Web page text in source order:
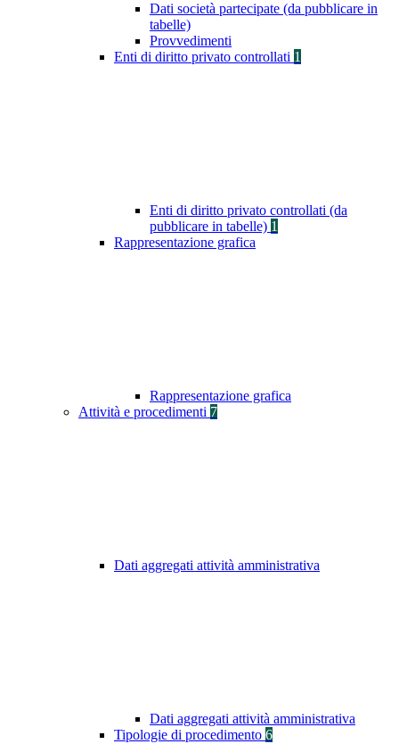
Dati società partecipate (da pubblicare in
tabelle)
Provvedimenti
Enti di diritto privato controllati 1
Enti di diritto privato controllati (da
pubblicare in tabelle) 1
Rappresentazione grafica
Rappresentazione grafica
Attività e procedimenti 7
Dati aggregati attività amministrativa
Dati aggregati attività amministrativa
Tipologie di procedimento 6